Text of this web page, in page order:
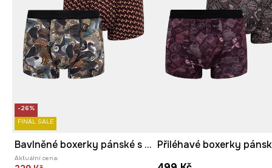
-26%
FINAL SALE
Bavlněné boxerky pánské s elastanem a vzorem (2-pack)
Aktuální cena: